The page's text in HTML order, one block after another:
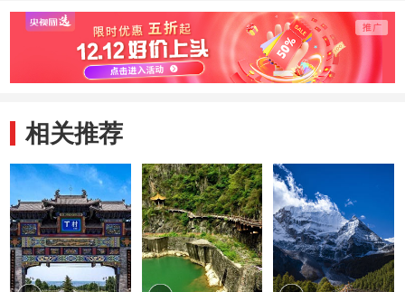
就唯一一处草原石
窟
层层演变成就阿尔
寨石窟
黄沙
相关推荐